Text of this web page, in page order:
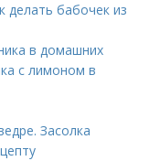
делать бабочек из
в домашних
с лимоном в
Засолка